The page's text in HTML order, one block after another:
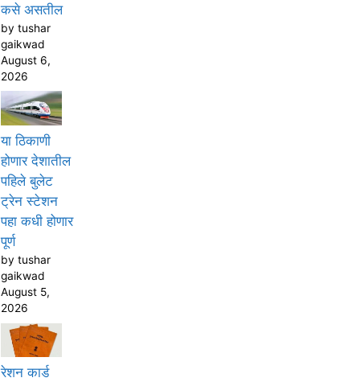
कसे असतील
by tushar
gaikwad
August 6,
2026
या ठिकाणी
होणार देशातील
पहिले बुलेट
ट्रेन स्टेशन
पहा कधी होणार
पूर्ण
by tushar
gaikwad
August 5,
2026
रेशन कार्ड